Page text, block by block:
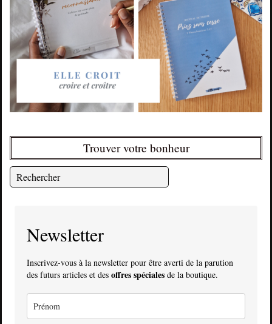
Trouver votre bonheur
Newsletter
Inscrivez-vous à la newsletter pour être averti de la parution
des futurs articles et des offres spéciales de la boutique.